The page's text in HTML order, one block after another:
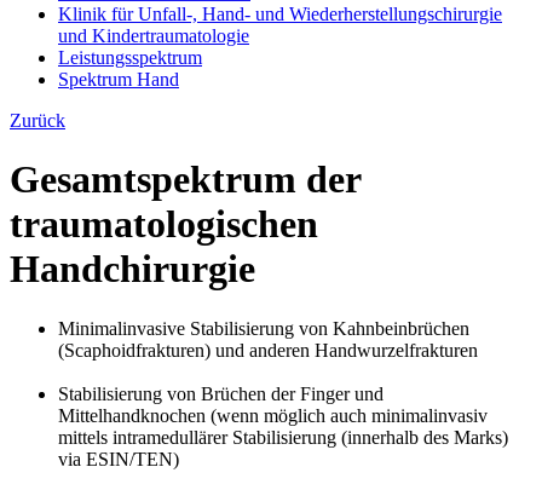
Klinik für Unfall-, Hand- und Wiederherstellungschirurgie
und Kindertraumatologie
Leistungsspektrum
Spektrum Hand
Zurück
Gesamtspektrum der
traumatologischen
Handchirurgie
Minimalinvasive Stabilisierung von Kahnbeinbrüchen
(Scaphoidfrakturen) und anderen Handwurzelfrakturen
Stabilisierung von Brüchen der Finger und
Mittelhandknochen (wenn möglich auch minimalinvasiv
mittels intramedullärer Stabilisierung (innerhalb des Marks)
via ESIN/TEN)